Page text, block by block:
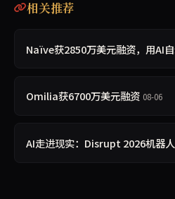
相关推荐
Naïve获2850万美元融资，用AI
Omilia获6700万美元融资 08-06
AI走进现实：Disrupt 2026机器